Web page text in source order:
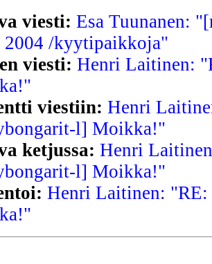
viesti: Esa Tuunanen:
2004 /kyytipaikkoja"
viesti: Henri Laitinen:
viestiin: Henri
l] Moikka!"
ketjussa: Henri
l] Moikka!"
Henri Laitinen: